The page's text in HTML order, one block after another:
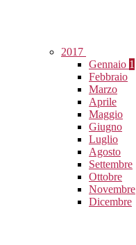
2017
Gennaio 1
Febbraio
Marzo
Aprile
Maggio
Giugno
Luglio
Agosto
Settembre
Ottobre
Novembre
Dicembre